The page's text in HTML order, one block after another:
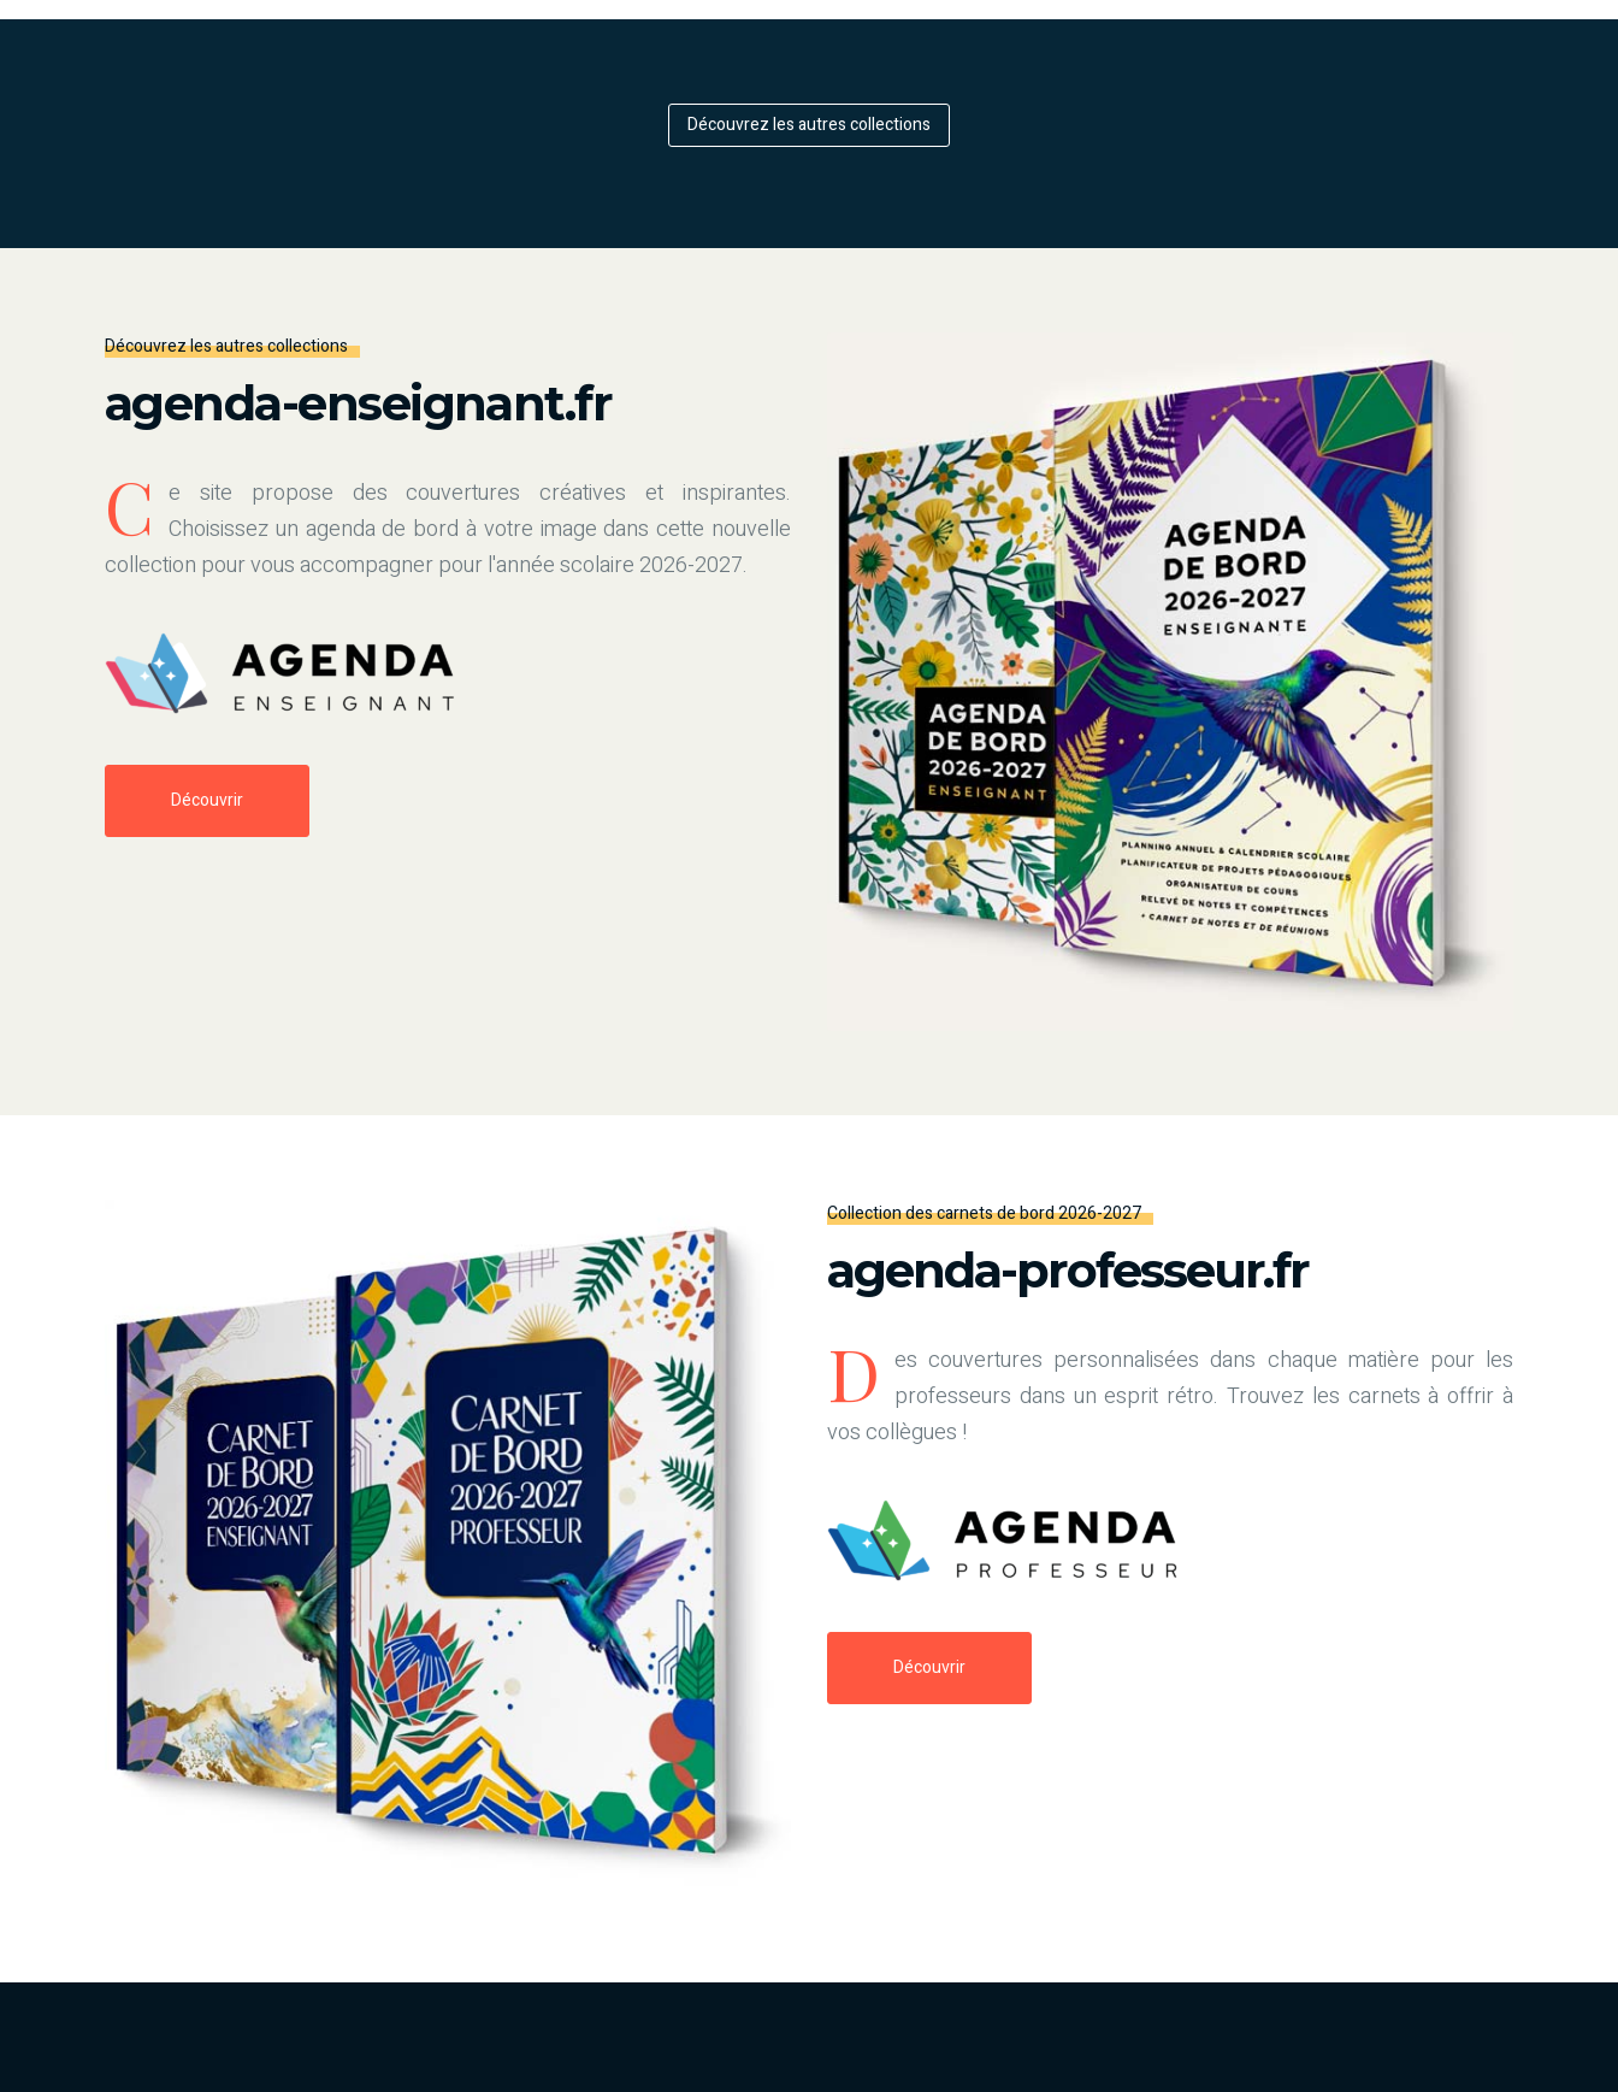
Découvrez les autres collections
Découvrez les autres collections
agenda-enseignant.fr
C e site propose des couvertures créatives et inspirantes.
Choisissez un agenda de bord à votre image dans cette nouvelle
collection pour vous accompagner pour l'année scolaire 2026-2027.
Découvrir
Collection des carnets de bord 2026-2027
agenda-professeur.fr
D es couvertures personnalisées dans chaque matière pour les
professeurs dans un esprit rétro. Trouvez les carnets à offrir à
vos collègues !
Découvrir